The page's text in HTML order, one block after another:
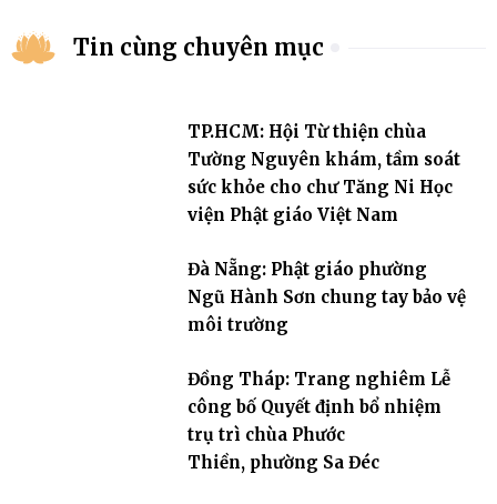
Tin cùng chuyên mục
TP.HCM: Hội Từ thiện chùa
Tường Nguyên khám, tầm soát
sức khỏe cho chư Tăng Ni Học
viện Phật giáo Việt Nam
Đà Nẵng: Phật giáo phường
Ngũ Hành Sơn chung tay bảo vệ
môi trường
Đồng Tháp: Trang nghiêm Lễ
công bố Quyết định bổ nhiệm
trụ trì chùa Phước
Thiền, phường Sa Đéc